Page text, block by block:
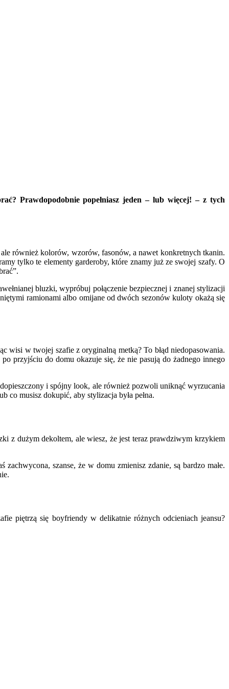
Prawdopodobnie popełniasz jeden – lub więcej! – z tych
również kolorów, wzorów, fasonów, a nawet konkretnych tkanin.
tylko te elementy garderoby, które znamy już ze swojej szafy. O
bluzki, wypróbuj połączenie bezpiecznej i znanej stylizacji
ramionami albo omijane od dwóch sezonów kuloty okażą się
wisi w twojej szafie z oryginalną metką? To błąd niedopasowania.
przyjściu do domu okazuje się, że nie pasują do żadnego innego
i spójny look, ale również pozwoli uniknąć wyrzucania
co musisz dokupić, aby stylizacja była pełna.
z dużym dekoltem, ale wiesz, że jest teraz prawdziwym krzykiem
szanse, że w domu zmienisz zdanie, są bardzo małe.
piętrzą się boyfriendy w delikatnie różnych odcieniach jeansu?